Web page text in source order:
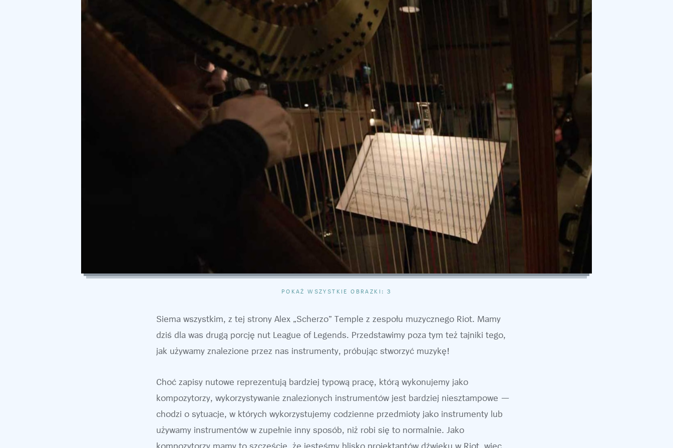
POKAŻ WSZYSTKIE OBRAZKI: 3
Siema wszystkim, z tej strony Alex „Scherzo” Temple z zespołu muzycznego Riot. Mamy
dziś dla was drugą porcję nut League of Legends. Przedstawimy poza tym też tajniki tego,
jak używamy znalezione przez nas instrumenty, próbując stworzyć muzykę!
Choć zapisy nutowe reprezentują bardziej typową pracę, którą wykonujemy jako
kompozytorzy, wykorzystywanie znalezionych instrumentów jest bardziej niesztampowe —
chodzi o sytuacje, w których wykorzystujemy codzienne przedmioty jako instrumenty lub
używamy instrumentów w zupełnie inny sposób, niż robi się to normalnie. Jako
kompozytorzy mamy to szczęście, że jesteśmy blisko projektantów dźwięku w Riot, więc